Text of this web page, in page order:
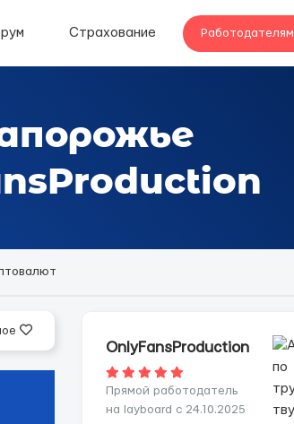
Страхование Работодателям
OnlyFansProduction
Прямой работодатель
на layboard с 24.10.2025